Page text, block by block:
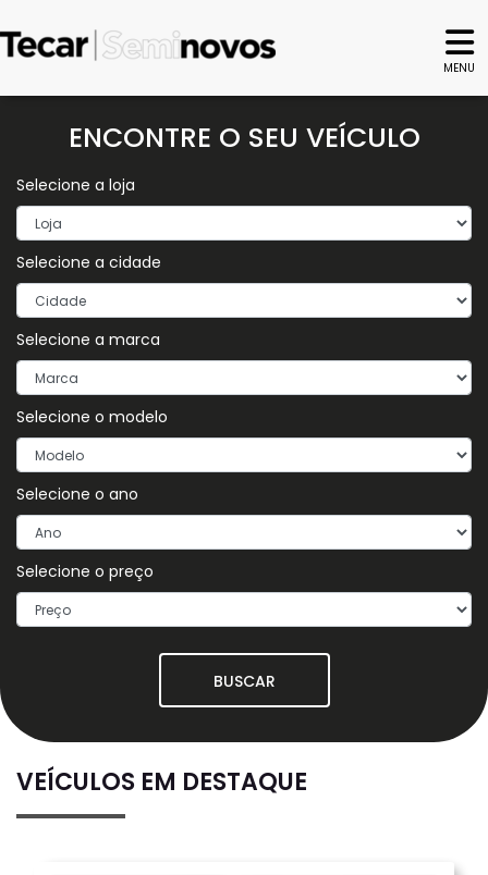
MENU
ENCONTRE O SEU VEÍCULO
Selecione a loja
Selecione a cidade
Selecione a marca
Selecione o modelo
Selecione o ano
Selecione o preço
BUSCAR
VEÍCULOS EM DESTAQUE